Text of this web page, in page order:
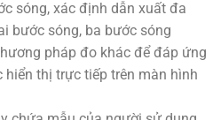
sóng, xác định dẫn xuất đa
bước sóng, ba bước sóng
pháp đo khác để đáp ứng
thị trực tiếp trên màn hình